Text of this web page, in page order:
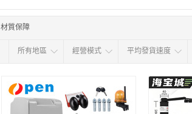
材質保障
所有地區
华东区 华南区
經營模式 平均發貨速度